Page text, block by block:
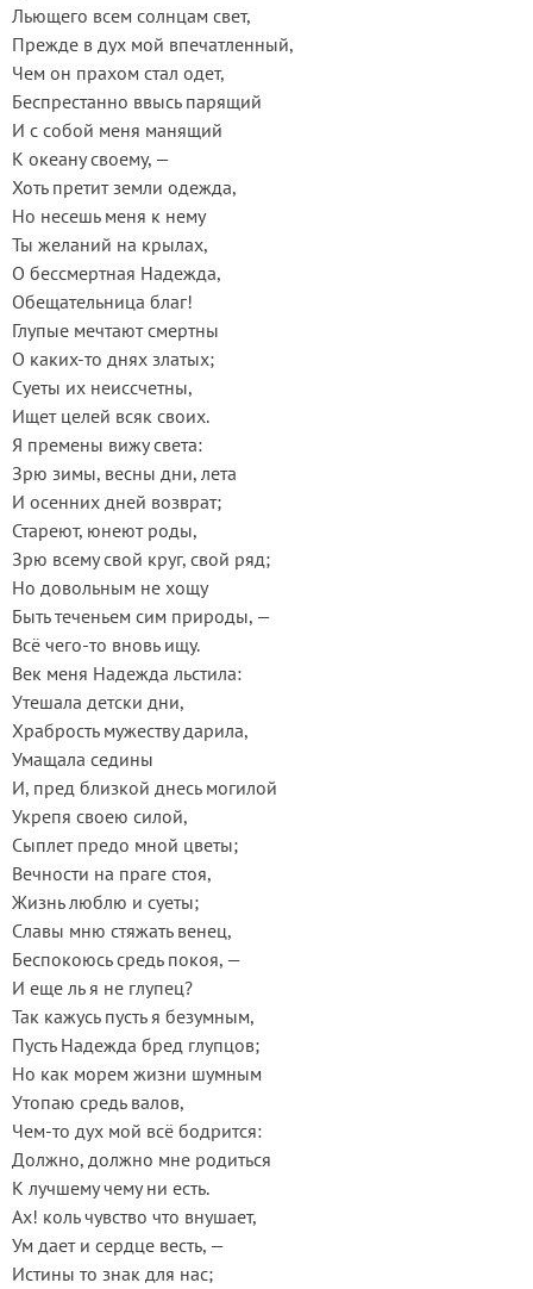
Льющего всем солнцам свет,
Прежде в дух мой впечатленный,
Чем он прахом стал одет,
Беспрестанно ввысь парящий
И с собой меня манящий
К океану своему, —
Хоть претит земли одежда,
Но несешь меня к нему
Ты желаний на крылах,
О бессмертная Надежда,
Обещательница благ!
Глупые мечтают смертны
О каких-то днях златых;
Суеты их неиссчетны,
Ищет целей всяк своих.
Я премены вижу света:
Зрю зимы, весны дни, лета
И осенних дней возврат;
Стареют, юнеют роды,
Зрю всему свой круг, свой ряд;
Но довольным не хощу
Быть теченьем сим природы, —
Всё чего-то вновь ищу.
Век меня Надежда льстила:
Утешала детски дни,
Храбрость мужеству дарила,
Умащала седины
И, пред близкой днесь могилой
Укрепя своею силой,
Сыплет предо мной цветы;
Вечности на праге стоя,
Жизнь люблю и суеты;
Славы мню стяжать венец,
Беспокоюсь средь покоя, —
И еще ль я не глупец?
Так кажусь пусть я безумным,
Пусть Надежда бред глупцов;
Но как морем жизни шумным
Утопаю средь валов,
Чем-то дух мой всё бодрится:
Должно, должно мне родиться
К лучшему чему ни есть.
Ах! коль чувство что внушает,
Ум дает и сердце весть, —
Истины то знак для нас;